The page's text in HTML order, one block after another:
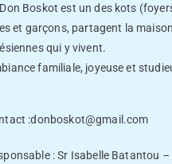
Boskot est un des kots
et garçons, partagent la
qui y vivent.
familiale, joyeuse et
:donboskot@gmail.com
: Sr Isabelle Batantou –